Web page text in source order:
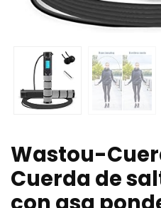
Wastou-
Cuerda de